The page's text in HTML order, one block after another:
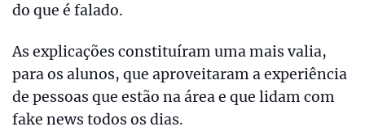
do que é falado.
As explicações constituíram uma mais valia,
para os alunos, que aproveitaram a experiência
de pessoas que estão na área e que lidam com
fake news todos os dias.